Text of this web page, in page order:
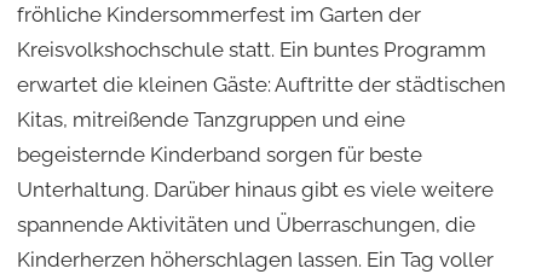
fröhliche Kindersommerfest im Garten der
Kreisvolkshochschule statt. Ein buntes Programm
erwartet die kleinen Gäste: Auftritte der städtischen
Kitas, mitreißende Tanzgruppen und eine
begeisternde Kinderband sorgen für beste
Unterhaltung. Darüber hinaus gibt es viele weitere
spannende Aktivitäten und Überraschungen, die
Kinderherzen höherschlagen lassen. Ein Tag voller